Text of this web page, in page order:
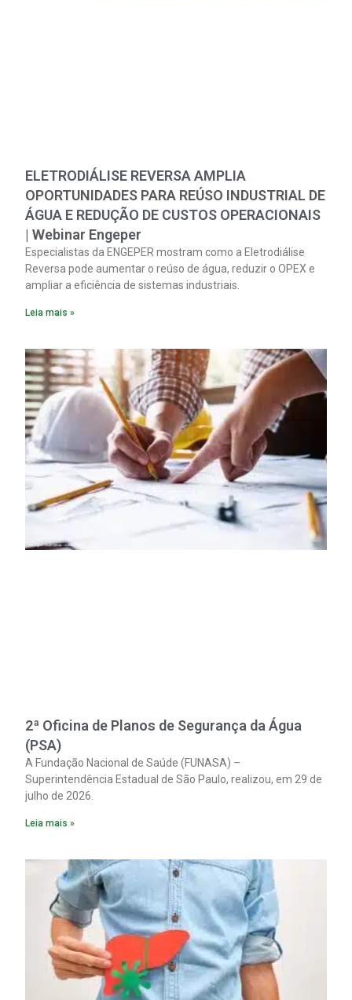
ELETRODIÁLISE REVERSA AMPLIA
OPORTUNIDADES PARA REÚSO INDUSTRIAL DE
ÁGUA E REDUÇÃO DE CUSTOS OPERACIONAIS
| Webinar Engeper
Especialistas da ENGEPER mostram como a Eletrodiálise
Reversa pode aumentar o reúso de água, reduzir o OPEX e
ampliar a eficiência de sistemas industriais.
Leia mais »
2ª Oficina de Planos de Segurança da Água
(PSA)
A Fundação Nacional de Saúde (FUNASA) –
Superintendência Estadual de São Paulo, realizou, em 29 de
julho de 2026.
Leia mais »